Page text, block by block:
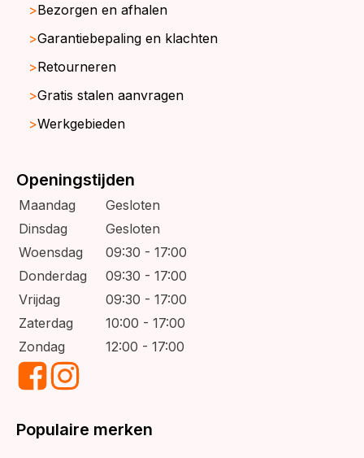
Bezorgen en afhalen
Garantiebepaling en klachten
Retourneren
Gratis stalen aanvragen
Werkgebieden
Openingstijden
Maandag
Gesloten
Dinsdag
Gesloten
Woensdag
09:30 - 17:00
Donderdag
09:30 - 17:00
Vrijdag
09:30 - 17:00
Zaterdag
10:00 - 17:00
Zondag
12:00 - 17:00
Populaire merken